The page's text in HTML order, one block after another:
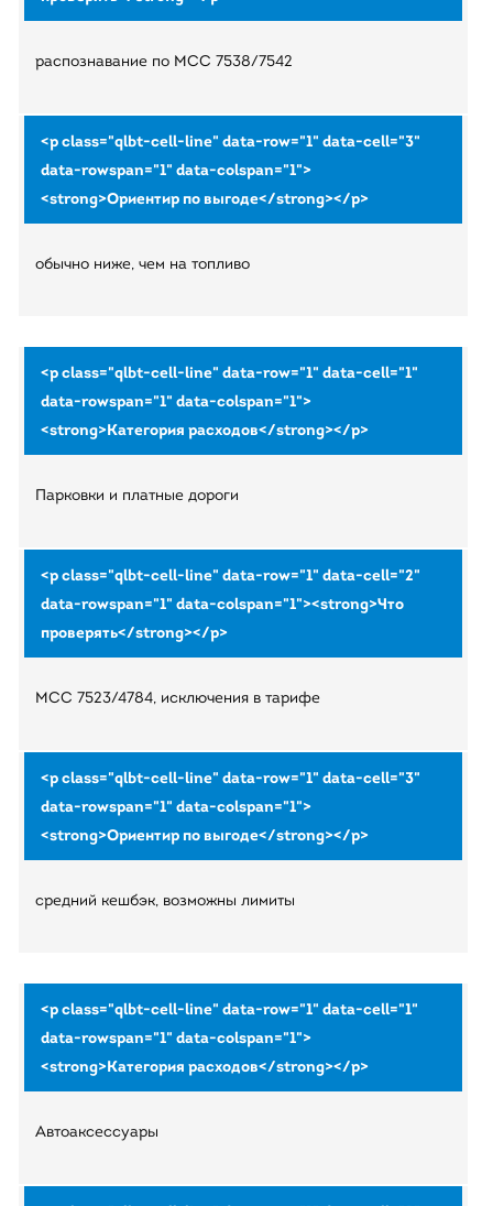
распознавание по MCC 7538/7542
обычно ниже, чем на топливо
Парковки и платные дороги
MCC 7523/4784, исключения в тарифе
средний кешбэк, возможны лимиты
Автоаксессуары